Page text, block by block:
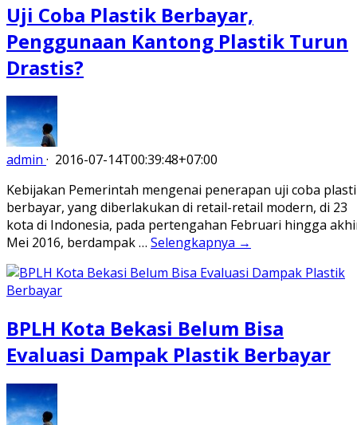
Uji Coba Plastik Berbayar,
Penggunaan Kantong Plastik Turun
Drastis?
admin · 2016-07-14T00:39:48+07:00
Kebijakan Pemerintah mengenai penerapan uji coba
berbayar, yang diberlakukan di retail-retail modern, di 23
kota di Indonesia, pada pertengahan Februari hingga
Mei 2016, berdampak … Selengkapnya →
BPLH Kota Bekasi Belum Bisa
Evaluasi Dampak Plastik Berbayar